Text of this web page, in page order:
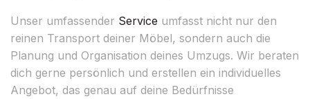
Unser umfassender Service umfasst nicht nur den
reinen Transport deiner Möbel, sondern auch die
Planung und Organisation deines Umzugs. Wir beraten
dich gerne persönlich und erstellen ein individuelles
Angebot, das genau auf deine Bedürfnisse